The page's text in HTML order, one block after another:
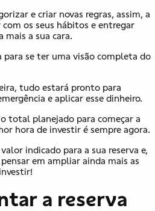
e criar novas regras, assim, a
os seus hábitos e entregar
mais a sua cara.
para se ter uma visão completa do
tudo estará pronto para
e aplicar esse dinheiro.
total planejado para começar a
hora de investir é sempre agora.
indicado para a sua reserva e,
em ampliar ainda mais as
a reserva